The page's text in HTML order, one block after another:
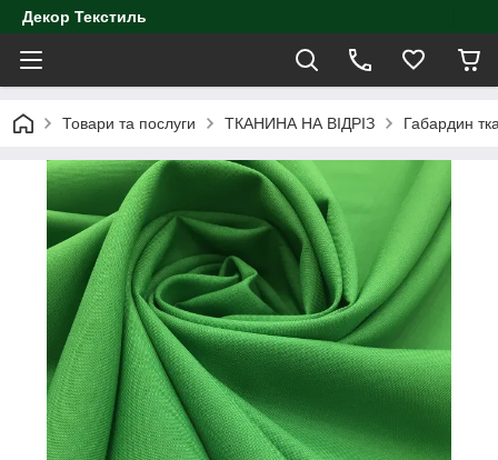
Декор Текстиль
Товари та послуги ТКАНИНА НА ВІДРІЗ Габардин